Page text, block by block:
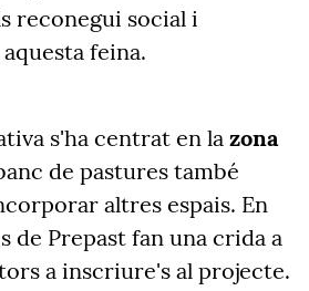
reconegui social i
feina.
s'ha centrat en la zona
de pastures també
altres espais. En
de Prepast fan una crida a
a inscriure's al projecte.